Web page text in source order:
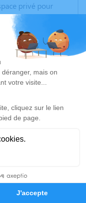
Hommages
privé pour
photos
vos pensées à
endroit est un
mémoire de Pierre
est
rends hommage
et Glane de